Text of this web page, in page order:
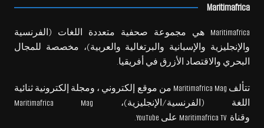
Maritimafrica
Maritimafrica هي مجموعة صحفية متعددة اللغات (الفرنسية
والإنجليزية والإسبانية والبرتغالية والعربية)، مخصصة للمجال
البحري والاقتصاد الأزرق في أفريقيا.
تتألف Maritimafrica Mag من موقع إلكتروني ، ومجلة إلكترونية ثنائية
اللغة (الفرنسية/الإنجليزية)، Maritimafrica Mag
وقناة Maritimafrica TV على YouTube.